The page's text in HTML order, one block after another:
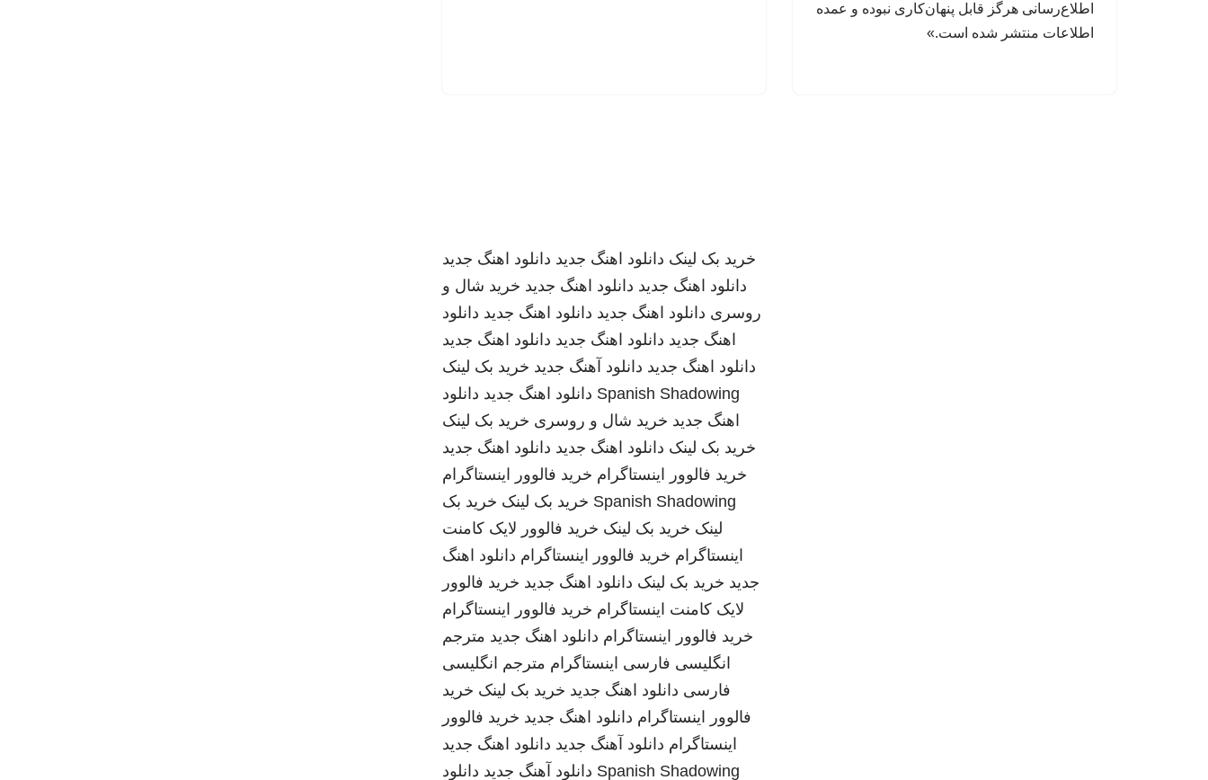
اطلاع‌رسانی هرگز قابل پنهان‌کاری نبوده و عمده
اطلاعات منتشر شده است.»
خرید بک لینک دانلود اهنگ جدید دانلود اهنگ جدید
دانلود اهنگ جدید دانلود اهنگ جدید خرید شال و
روسری دانلود اهنگ جدید دانلود اهنگ جدید دانلود
اهنگ جدید دانلود اهنگ جدید دانلود اهنگ جدید
دانلود اهنگ جدید دانلود آهنگ جدید خرید بک لینک
Spanish Shadowing دانلود اهنگ جدید دانلود
اهنگ جدید خرید شال و روسری خرید بک لینک
خرید بک لینک دانلود اهنگ جدید دانلود اهنگ جدید
خرید فالوور اینستاگرام خرید فالوور اینستاگرام
Spanish Shadowing خرید بک لینک خرید بک
لینک خرید بک لینک خرید فالوور لایک کامنت
اینستاگرام خرید فالوور اینستاگرام دانلود اهنگ
جدید خرید بک لینک دانلود اهنگ جدید خرید فالوور
لایک کامنت اینستاگرام خرید فالوور اینستاگرام
خرید فالوور اینستاگرام دانلود اهنگ جدید مترجم
انگلیسی فارسی اینستاگرام مترجم انگلیسی
فارسی دانلود اهنگ جدید خرید بک لینک خرید
فالوور اینستاگرام دانلود اهنگ جدید خرید فالوور
اینستاگرام دانلود آهنگ جدید دانلود اهنگ جدید
Spanish Shadowing دانلود آهنگ جدید دانلود